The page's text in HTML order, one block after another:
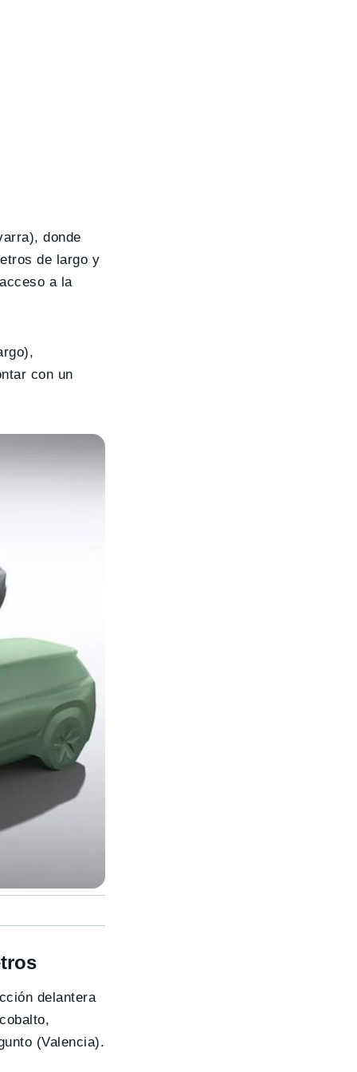
donde
de largo y
a la
con un
delantera
(Valencia).